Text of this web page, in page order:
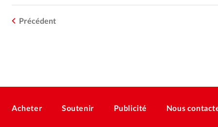
Précédent
Acheter Soutenir Publicité Nous